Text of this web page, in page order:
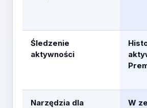
Śledzenie
aktywności
Narzędzia dla
W